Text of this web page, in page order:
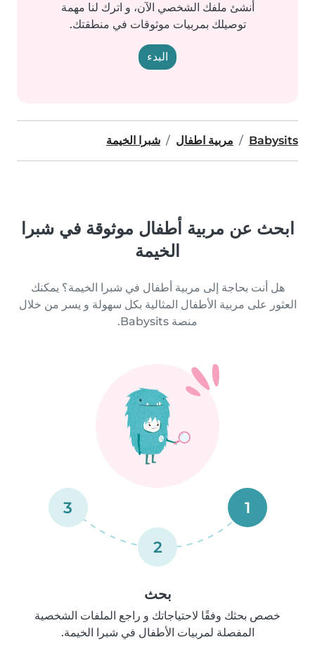
أنشئ ملفك الشخصي الآن، و اترك لنا مهمة
توصيلك بمربيات موثوقات في منطقتك.
البدء
Babysits مربية اطفال شبرا الخيمة
ابحث عن مربية أطفال موثوقة في شبرا
الخيمة
هل أنت بحاجة إلى مربية أطفال في شبرا الخيمة؟ يمكنك
العثور على مربية الأطفال المثالية بكل سهولة و يسر من خلال
منصة Babysits.
1
2
3
بحث
خصص بحثك وفقًا لاحتياجاتك و راجع الملفات الشخصية
المفصلة لمربيات الأطفال في شبرا الخيمة.